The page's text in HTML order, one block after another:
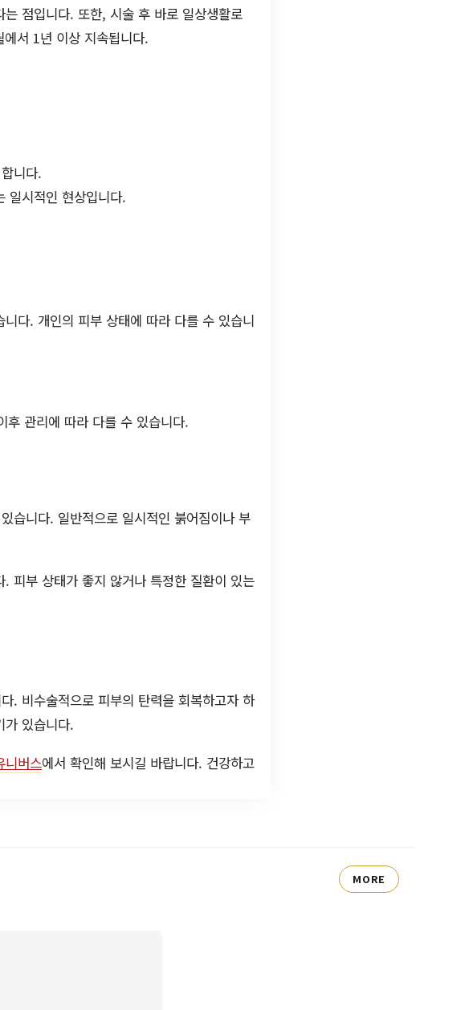
점입니다. 또한, 시술 후 바로 일상생활로
서 1년 이상 지속됩니다.
니다.
일시적인 현상입니다.
다. 개인의 피부 상태에 따라 다를 수 있습니
관리에 따라 다를 수 있습니다.
습니다. 일반적으로 일시적인 붉어짐이나 부
피부 상태가 좋지 않거나 특정한 질환이 있는
. 비수술적으로 피부의 탄력을 회복하고자 하
가 있습니다.
니버스에서 확인해 보시길 바랍니다. 건강하고
MORE